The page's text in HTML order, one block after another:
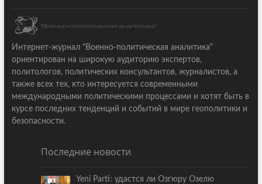
Интернет-журнал "Военно-политическая аналитика"
ориентирован на широкую аудиторию экспертов,
политологов, политических консультантов, журналистов, а
также всех тех, кто интересуется современными
международными политическими процессами и хотят быть в
курсе последних тенденций и событий в мире геополитики и
безопасности.
Последние новости
Yeni Parti: удастся ли Озгюру Озелю